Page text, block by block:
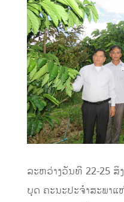
ລະຫວ່າງວັນທີ 22-25 ສິ
ບຸດ ຄະນະປະຈຳສະພາແ